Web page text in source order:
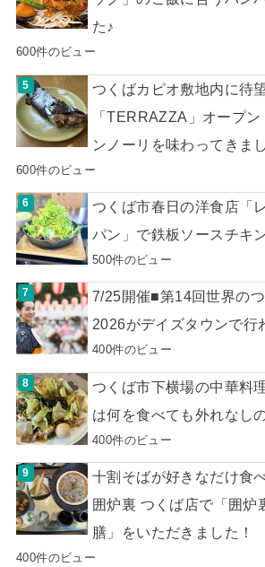
た♪
600件のビュー
つくばカピオ敷地内に待
「TERRAZZA」オープ
ンノーリを味わってきま
600件のビュー
つくば市春日の洋食店「
パン」で鉄板ソースチキ
500件のビュー
7/25開催■第14回世界の
2026がデイズタウンで行
400件のビュー
つくば市下横場の中華料
は何を食べても外れなし
400件のビュー
十割そばが好きなだけ食
囲炉裏 つくば店で「囲炉
膳」をいただきました！
400件のビュー